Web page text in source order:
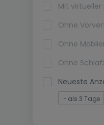
Mit
Ohne
Ohne
Ohne
Neueste
- als 3 Tage